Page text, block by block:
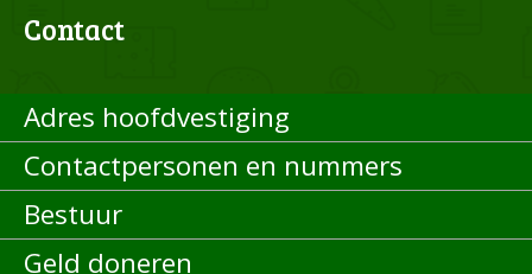
Contact
Adres hoofdvestiging
Contactpersonen en nummers
Bestuur
Geld doneren